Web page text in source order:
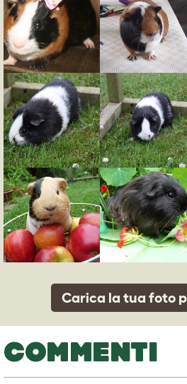
Carica la tua foto
COMMENTI